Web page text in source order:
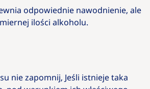
odpowiednie nawodnienie, ale
ilości alkoholu.
nie zapomnij, Jeśli istnieje taka